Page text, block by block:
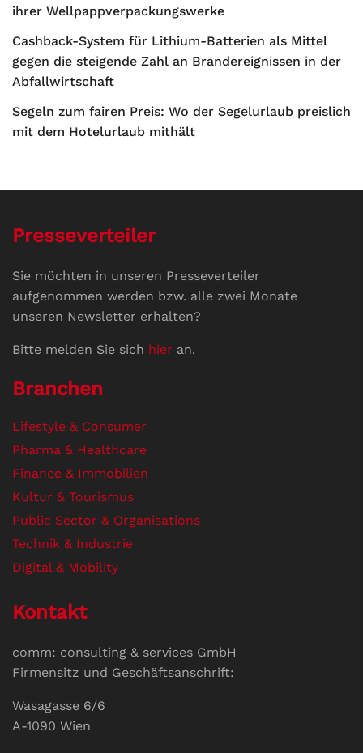
ihrer Wellpappverpackungswerke
Cashback-System für Lithium-Batterien als Mittel
gegen die steigende Zahl an Brandereignissen in der
Abfallwirtschaft
Segeln zum fairen Preis: Wo der Segelurlaub preislich
mit dem Hotelurlaub mithält
Presseverteiler
Sie möchten in unseren Presseverteiler
aufgenommen werden bzw. alle zwei Monate
unseren Newsletter erhalten?
Bitte melden Sie sich hier an.
Branchen
Lifestyle & Consumer
Pharma & Healthcare
Finance & Immobilien
Kultur & Tourismus
Public Sector & Organisations
Technik & Industrie
Digital & Mobility
Kontakt
comm: consulting & services GmbH
Firmensitz und Geschäftsanschrift:
Wasagasse 6/6
A-1090 Wien